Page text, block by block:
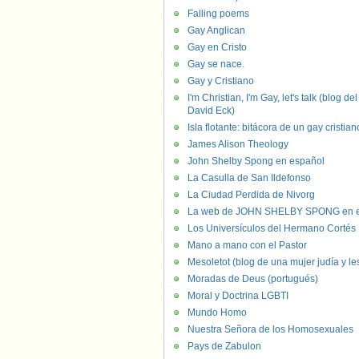
Falling poems
Gay Anglican
Gay en Cristo
Gay se nace.
Gay y Cristiano
I'm Christian, I'm Gay, let's talk (blog del
David Eck)
Isla flotante: bitácora de un gay
James Alison Theology
John Shelby Spong en español
La Casulla de San Ildefonso
La Ciudad Perdida de Nivorg
La web de JOHN SHELBY SPONG en
Los Universículos del Hermano Cortés
Mano a mano con el Pastor
Mesoletot (blog de una mujer judía y
Moradas de Deus (portugués)
Moral y Doctrina LGBTI
Mundo Homo
Nuestra Señora de los Homosexuales
Pays de Zabulon